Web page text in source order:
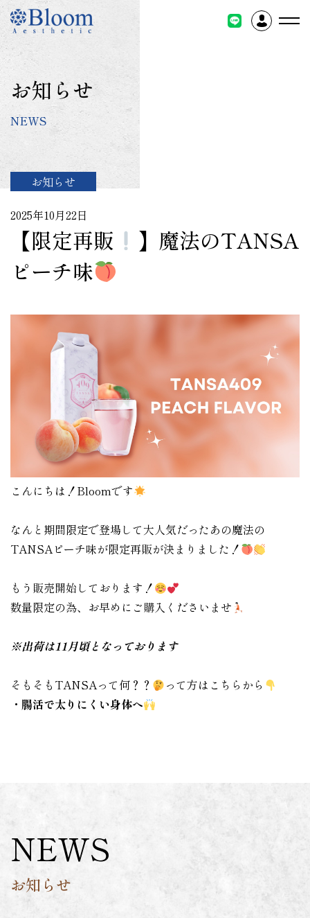
コ
テ
ン
ツ
に
キ
お知らせ
NEWS
お知らせ
2025年10月22日
【限定再販
】魔法のTANSA
ピーチ味
こんにちは！Bloomです
なんと期間限定で登場して大人気だったあの魔法の
TANSAピーチ味が限定再販が決まりました！
もう販売開始しております！
数量限定の為、お早めにご購入くださいませ
※出荷は11月頃となっております
そもそもTANSAって何？？
って方はこちらから
・腸活で太りにくい身体へ
NEWS
お知らせ